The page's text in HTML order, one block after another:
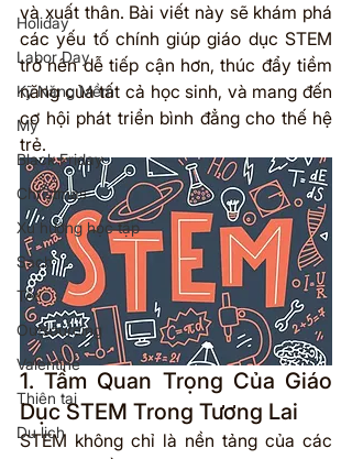
Holiday
Labor Day
Kỹ Năng Mềm
Mỹ
Black Friday
Christmas
Xu hướng học tập
Sách
Tết
Outsourcing
Valentine
Thiên tai
Du lịch
và xuất thân. Bài viết này sẽ khám phá
các yếu tố chính giúp giáo dục STEM
trở nên dễ tiếp cận hơn, thúc đẩy tiềm
năng của tất cả học sinh, và mang đến
cơ hội phát triển bình đẳng cho thế hệ
trẻ.
1. Tầm Quan Trọng Của Giáo
Dục STEM Trong Tương Lai
STEM không chỉ là nền tảng của các